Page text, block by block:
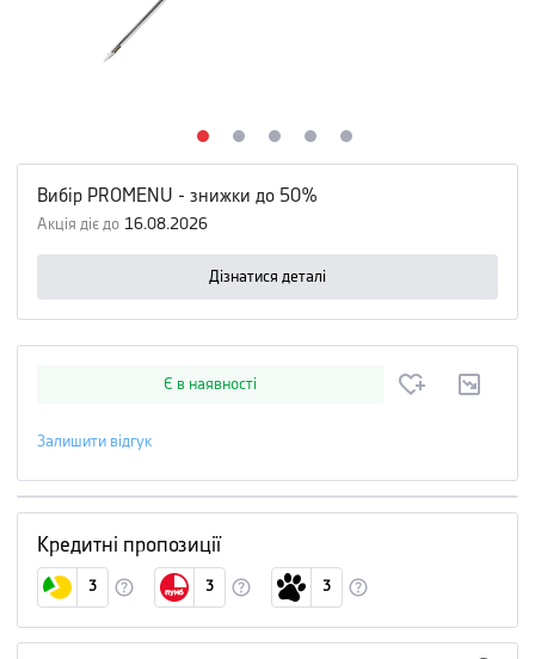
Вибір PROMENU - знижки до 50%
Акція діє до 16.08.2026
Дізнатися деталі
Є в наявності
Залишити відгук
Кредитні пропозиції
3 3 3